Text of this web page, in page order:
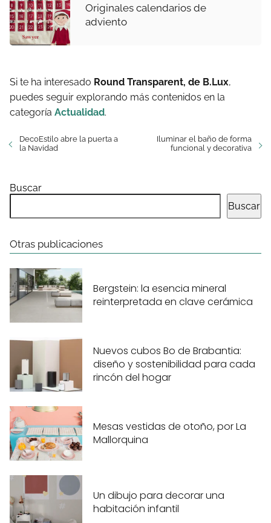
Originales calendarios de
adviento
Si te ha interesado Round Transparent, de B.Lux,
puedes seguir explorando más contenidos en la
categoría Actualidad.
DecoEstilo abre la puerta a
la Navidad
Iluminar el baño de forma
funcional y decorativa
Buscar
Buscar
Otras publicaciones
Bergstein: la esencia mineral
reinterpretada en clave cerámica
Nuevos cubos Bo de Brabantia:
diseño y sostenibilidad para cada
rincón del hogar
Mesas vestidas de otoño, por La
Mallorquina
Un dibujo para decorar una
habitación infantil